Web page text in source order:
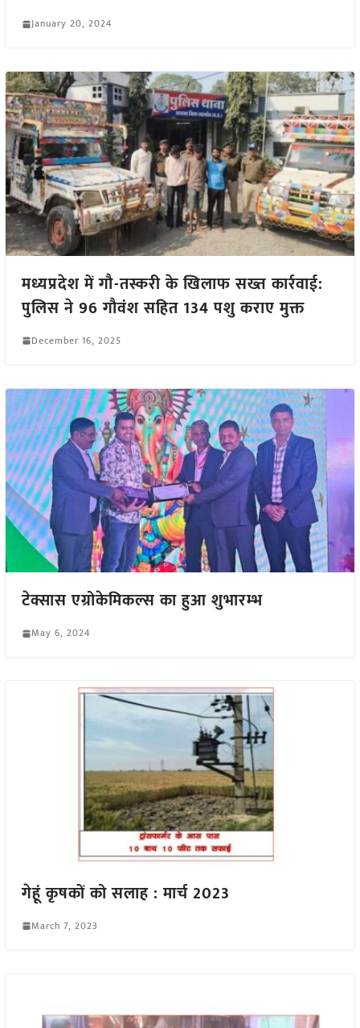
January 20, 2024
मध्यप्रदेश में गौ-तस्करी के खिलाफ सख्त कार्रवाई:
पुलिस ने 96 गौवंश सहित 134 पशु कराए मुक्त
December 16, 2025
टेक्सास एग्रोकेमिकल्स का हुआ शुभारम्भ
May 6, 2024
गेहूं कृषकों को सलाह : मार्च 2023
March 7, 2023